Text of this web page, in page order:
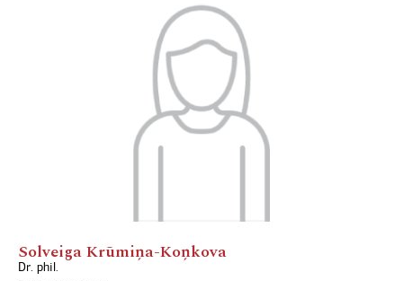
Solveiga Krūmiņa-Koņkova
Dr. phil.